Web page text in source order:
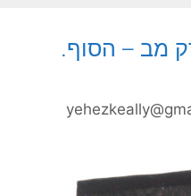
מב – הסוף.